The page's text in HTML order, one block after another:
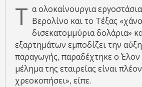
Τ α ολοκαίνουργια
Βερολίνο και το Τέξας
δισεκατομμύρια δολάρια»
εξαρτημάτων εμποδίζει την
παραγωγής, παραδέχτηκε ο
μέλημα της εταιρείας είναι
χρεοκοπήσει», είπε.